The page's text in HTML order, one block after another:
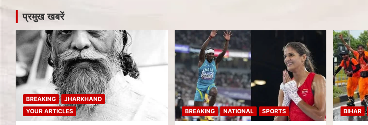
प्रमुख खबरें
BREAKING
JHARKHAND
YOUR ARTICLES
BREAKING NATIONAL SPORTS BIHAR